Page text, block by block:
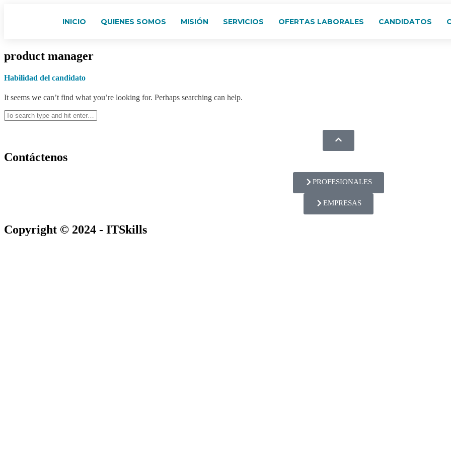
INICIO QUIENES SOMOS MISIÓN SERVICIOS OFERTAS LABORALES CANDIDATOS
product manager
Habilidad del candidato
It seems we can’t find what you’re looking for. Perhaps searching can help.
Contáctenos
PROFESIONALES
EMPRESAS
Copyright © 2024 - ITSkills